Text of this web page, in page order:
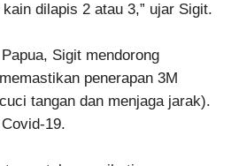
dilapis 2 atau 3,” ujar Sigit.
Sigit mendorong
penerapan 3M
tangan dan menjaga jarak).
19.